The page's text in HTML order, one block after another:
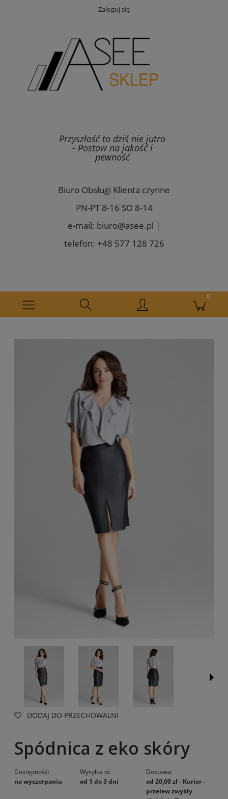
Zaloguj się
Przyszłość to dziś nie jutro
- Postaw na jakość i
pewność
Biuro Obsługi Klienta czynne
PN-PT 8-16 SO 8-14
e-mail: biuro@asee.pl |
telefon: +48 577 128 726
DODAJ DO PRZECHOWALNI
Spódnica z eko skóry
Dostępność:
na wyczerpaniu
Wysyłka w:
od 1 do 3 dni
Dostawa:
od 20,00 zł- Kurier -
przelew zwykły